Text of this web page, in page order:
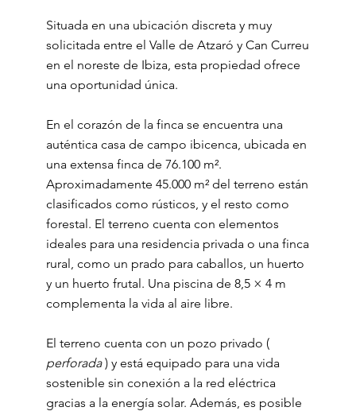
Situada en una ubicación discreta y muy
solicitada entre el Valle de Atzaró y Can Curreu
en el noreste de Ibiza, esta propiedad ofrece
una oportunidad única.
En el corazón de la finca se encuentra una
auténtica casa de campo ibicenca, ubicada en
una extensa finca de 76.100 m².
Aproximadamente 45.000 m² del terreno están
clasificados como rústicos, y el resto como
forestal. El terreno cuenta con elementos
ideales para una residencia privada o una finca
rural, como un prado para caballos, un huerto
y un huerto frutal. Una piscina de 8,5 × 4 m
complementa la vida al aire libre.
El terreno cuenta con un pozo privado (
perforada) y está equipado para una vida
sostenible sin conexión a la red eléctrica
gracias a la energía solar. Además, es posible